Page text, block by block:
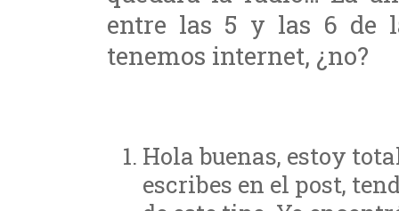
entre las 5 y las 6 de
tenemos internet, ¿no?
Hola buenas, estoy
escribes en el post,